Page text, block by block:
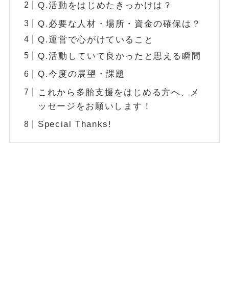
Q.活動をはじめたきっかけは？
Q.必要な人材・場所・資金の確保は？
Q.運営で心がけていること
Q.活動していて良かったと思える瞬間
Q.今度の展望・課題
これから多胎支援をはじめる方へ、メ
ッセージをお願いします！
Special Thanks!